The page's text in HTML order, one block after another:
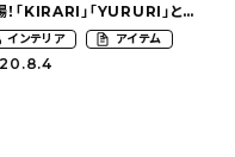
！「KIRARI」「YURURI」と
」の３つの香りでおうち
を楽しむ。
インテリア アイテム